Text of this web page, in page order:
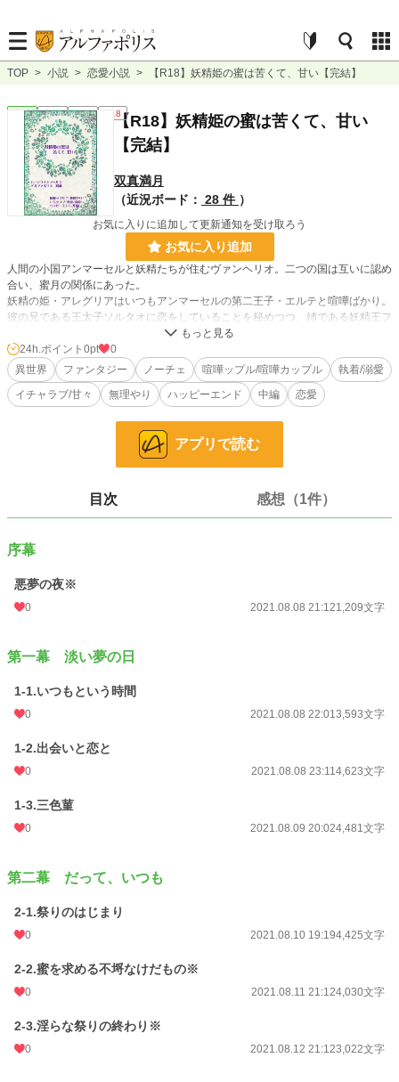
TOP > 小説 > 恋愛小説 > 【R18】妖精姫の蜜は苦くて、甘い【完結】
恋愛 完結 長編 R18【R18】妖精姫の蜜は苦くて、甘い
【完結】
双真満月
（近況ボード： 28 件 ）
お気に入りに追加して更新通知を受け取ろう
お気に入り追加
人間の小国アンマーセルと妖精たちが住むヴァンヘリオ。二つの国は互いに認め
合い、蜜月の関係にあった。
妖精の姫・アレグリアはいつもアンマーセルの第二王子・エルテと喧嘩ばかり。
彼の兄である王太子ソルタオに恋をしていることを秘めつつ、姉である妖精王フ
ィロンと共に四人で穏やかな毎日を過ごしていたのだが、とある夜にエルテに無
理やり抱かれてしまい……。
(毎日夜21時更新・R18シーンには※マーク)
(ムーンライトノベルズでも連載)
229,045 位 / 229,045 件
24h.ポイント
文字数
更新日時
週間ポイント 7 pt (77,350 位)
年間ポイント
24h.ポイント 0pt
0
異世界
ファンタジー ノーチェ 喧嘩ップル/喧嘩カップル
執着/溺愛
イチャラブ/甘々
無理やり ハッピーエンド 中編 恋愛
アプリで読む
目次 感想（1件）
序幕
悪夢の夜※
0 2021.08.08 21:121,209文字
第一幕 淡い夢の日
1-1.いつもという時間
0 2021.08.08 22:013,593文字
1-2.出会いと恋と
0 2021.08.08 23:114,623文字
1-3.三色菫
0 2021.08.09 20:024,481文字
第二幕 だって、いつも
2-1.祭りのはじまり
0 2021.08.10 19:194,425文字
2-2.蜜を求める不埒なけだもの※
0 2021.08.11 21:124,030文字
2-3.淫らな祭りの終わり※
0 2021.08.12 21:123,022文字